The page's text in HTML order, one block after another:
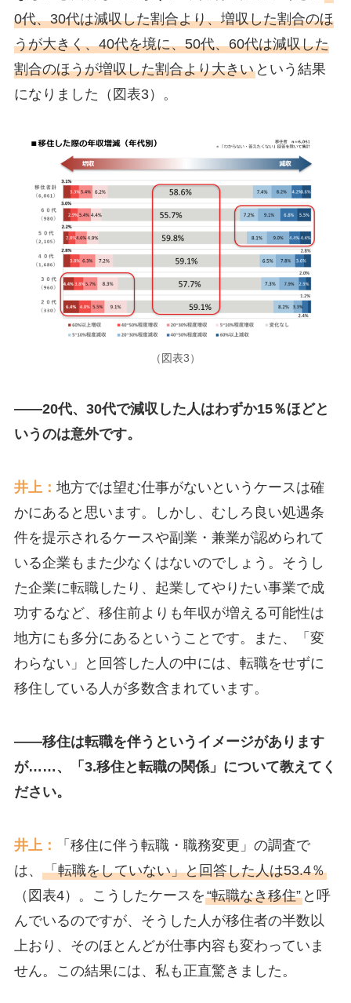
0代、30代は減収した割合より、増収した割合のほ
うが大きく、40代を境に、50代、60代は減収した
割合のほうが増収した割合より大きいという結果
になりました（図表3）。
（図表3）
――20代、30代で減収した人はわずか15％ほどと
いうのは意外です。
井上： 地方では望む仕事がないというケースは確
かにあると思います。しかし、むしろ良い処遇条
件を提示されるケースや副業・兼業が認められて
いる企業もまた少なくはないのでしょう。そうし
た企業に転職したり、起業してやりたい事業で成
功するなど、移住前よりも年収が増える可能性は
地方にも多分にあるということです。また、「変
わらない」と回答した人の中には、転職をせずに
移住している人が多数含まれています。
――移住は転職を伴うというイメージがあります
が……、「3.移住と転職の関係」について教えてく
ださい。
井上：
「移住に伴う転職・職務変更」の調査で
は、 「転職をしていない」と回答した人は53.4％
（図表4）。こうしたケースを“転職なき移住”と呼
んでいるのですが、そうした人が移住者の半数以
上おり、そのほとんどが仕事内容も変わっていま
せん。この結果には、私も正直驚きました。